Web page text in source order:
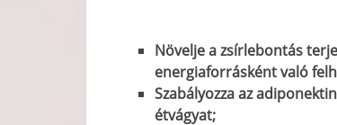
Növelje a zsírlebontás
energiaforrásként való
Szabályozza az
étvágyat;